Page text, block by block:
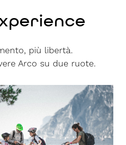
più libertà.
Arco su due ruote.